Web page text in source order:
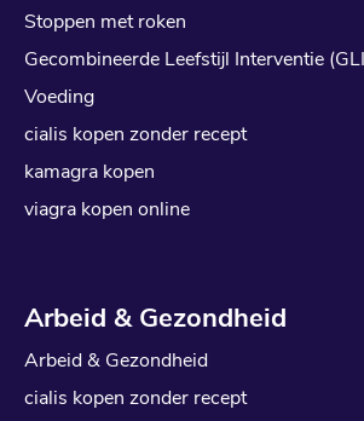
Stoppen met roken
Gecombineerde Leefstijl Interventie
Voeding
cialis kopen zonder recept
kamagra kopen
viagra kopen online
Arbeid & Gezondheid
Arbeid & Gezondheid
cialis kopen zonder recept